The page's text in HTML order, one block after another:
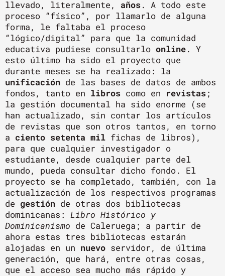
llevado, literalmente, años. A todo este
proceso “físico”, por llamarlo de alguna
forma, le faltaba el proceso
“lógico/digital” para que la comunidad
educativa pudiese consultarlo online. Y
esto último ha sido el proyecto que
durante meses se ha realizado: la
unificación de las bases de datos de ambos
fondos, tanto en libros como en revistas;
la gestión documental ha sido enorme (se
han actualizado, sin contar los artículos
de revistas que son otros tantos, en torno
a ciento setenta mil fichas de libros),
para que cualquier investigador o
estudiante, desde cualquier parte del
mundo, pueda consultar dicho fondo. El
proyecto se ha completado, también, con la
actualización de los respectivos programas
de gestión de otras dos bibliotecas
dominicanas: Libro Histórico y
Dominicanismo de Caleruega; a partir de
ahora estas tres bibliotecas estarán
alojadas en un nuevo servidor, de última
generación, que hará, entre otras cosas,
que el acceso sea mucho más rápido y